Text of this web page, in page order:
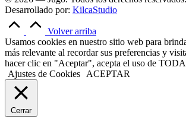
Desarrollado por: KilcaStudio
Volver arriba
Usamos cookies en nuestro sitio web para
más relevante al recordar sus preferencias y
hacer clic en "Aceptar", acepta el uso de
Ajustes de Cookies
ACEPTAR
Cerrar